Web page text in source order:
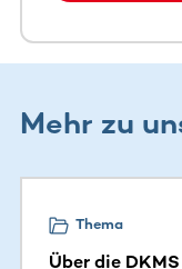
Mehr zu
Thema
Über die DKMS